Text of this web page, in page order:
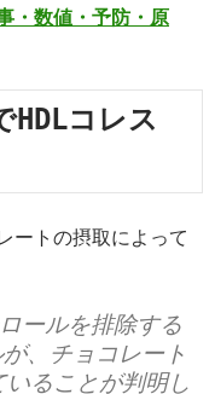
・数値・予防・原
コレス
ートの摂取によって
ールを排除する
、チョコレート
ることが判明し